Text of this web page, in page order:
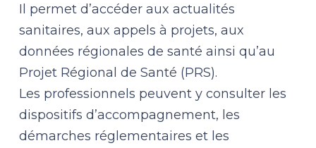
Il permet d’accéder aux actualités
sanitaires, aux appels à projets, aux
données régionales de santé ainsi qu’au
Projet Régional de Santé (PRS).
Les professionnels peuvent y consulter les
dispositifs d’accompagnement, les
démarches réglementaires et les